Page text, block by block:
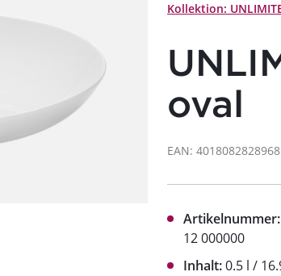
Kollektion:
oval
EAN: 4018082828968
Artikelnummer:
12 000000
Inhalt:0.5 l /